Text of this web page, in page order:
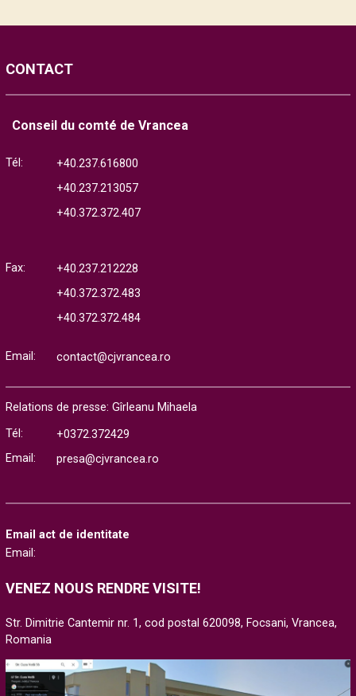
CONTACT
Conseil du comté de Vrancea
Tél:
+40.237.616800
+40.237.213057
+40.372.372.407
Fax:
+40.237.212228
+40.372.372.483
+40.372.372.484
Email: contact@cjvrancea.ro
Relations de presse: Gîrleanu Mihaela
Tél:
+0372.372429
Email:
presa@cjvrancea.ro
Email act de identitate
Email:
VENEZ NOUS RENDRE VISITE!
Str. Dimitrie Cantemir nr. 1, cod postal 620098, Focsani, Vrancea,
Romania